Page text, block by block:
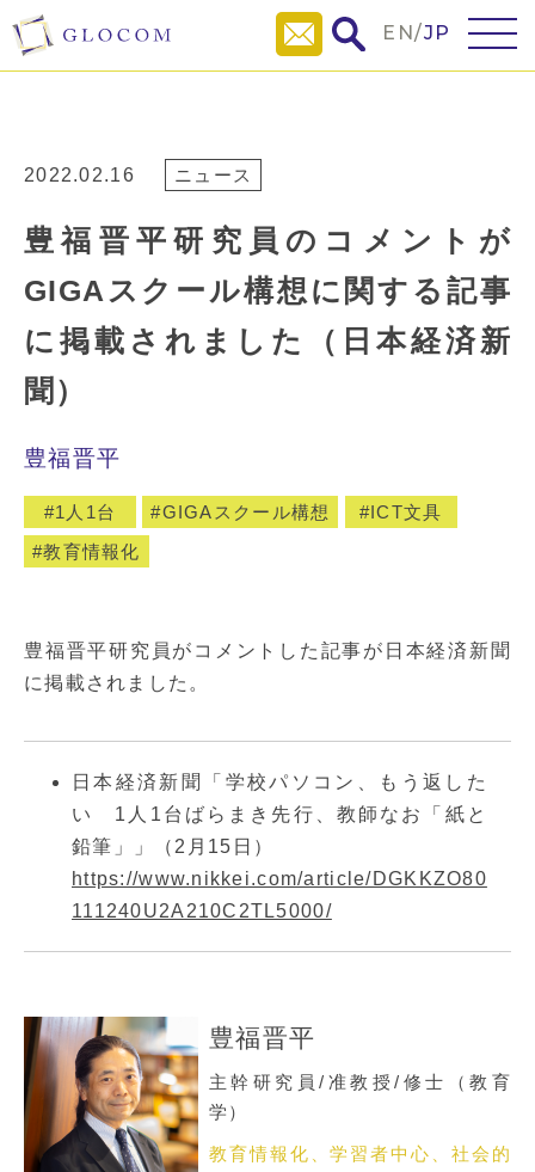
EN/JP
2022.02.16 ニュース
豊福晋平研究員のコメントが
GIGAスクール構想に関する記事
に掲載されました（日本経済新
聞）
豊福晋平
1人1台 GIGAスクール構想
ICT文具
教育情報化
豊福晋平研究員がコメントした記事が日本経済新聞
に掲載されました。
日本経済新聞「学校パソコン、もう返した
い 1人1台ばらまき先行、教師なお「紙と
鉛筆」」（2月15日）
https://www.nikkei.com/article/DGKKZO80
111240U2A210C2TL5000/
豊福晋平
主幹研究員/准教授/修士（教育
学）
教育情報化、学習者中心、社会的